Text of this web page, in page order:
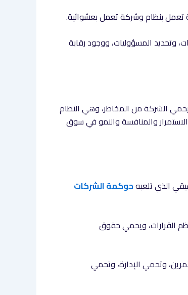
تعمل بنظام وشركة تعمل بعشوائية.
وتحديد المسؤوليات، ووجود رقابة
الشركة من المخاطر، وهي النظام
والمنافسة والنمو في سوق
الذي تلعبهحوكمة الشركات
القرارات، ويحمي حقوق
وتحمي الإدارة، وتحمي